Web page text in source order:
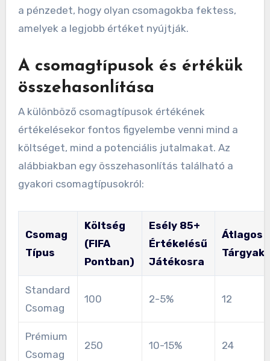
a pénzedet, hogy olyan csomagokba fektess,
amelyek a legjobb értéket nyújtják.
A csomagtípusok és értékük
összehasonlítása
A különböző csomagtípusok értékének
értékelésekor fontos figyelembe venni mind a
költséget, mind a potenciális jutalmakat. Az
alábbiakban egy összehasonlítás található a
gyakori csomagtípusokról:
Csomag
Típus
Költség
(FIFA
Pontban)
Esély 85+
Értékelésű
Játékosra
Átlagos
Tárgyak
Standard
Csomag
100 2-5% 12
Prémium
Csomag
250 10-15% 24